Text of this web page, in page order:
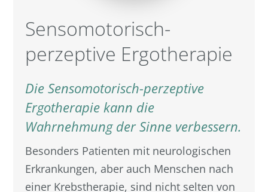
Sensomotorisch-
perzeptive Ergotherapie
Die Sensomotorisch-perzeptive
Ergotherapie kann die
Wahrnehmung der Sinne verbessern.
Besonders Patienten mit neurologischen
Erkrankungen, aber auch Menschen nach
einer Krebstherapie, sind nicht selten von